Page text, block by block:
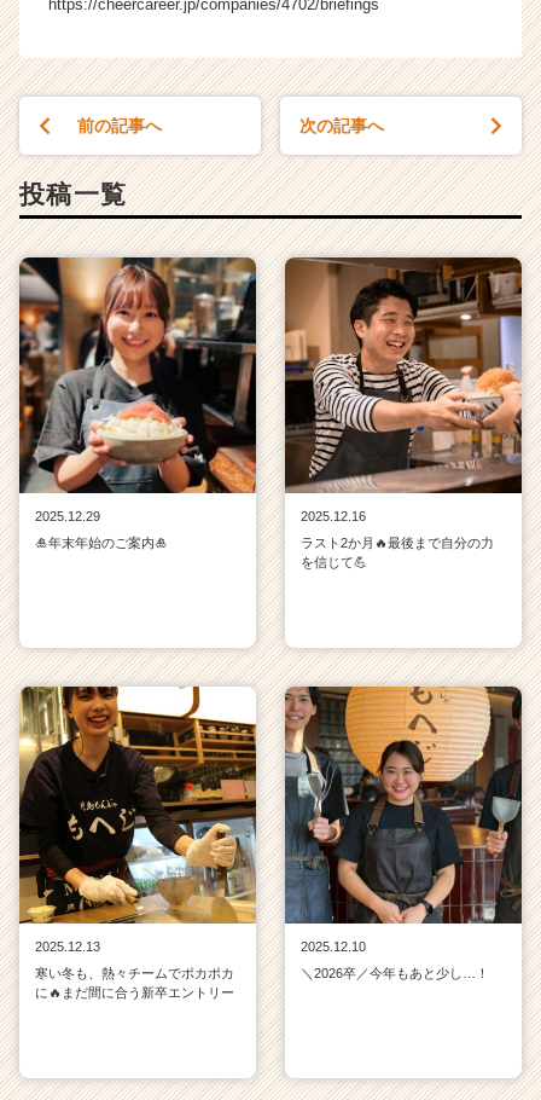
ャ
成
か
ウ
ト
が
届
く
活
サ
イ
ト
h
e
e
r
C
a
r
e
e
r）
https://cheercareer.jp/companies/4702/briefings
前の記事へ 次の記事へ
投稿一覧
2025.12.29
🎍年末年始のご案内🎍
2025.12.16
ラスト2か月🔥最後まで自分の力
を信じて💪
2025.12.13
寒い冬も、熱々チームでポカポカ
に🔥まだ間に合う新卒エントリー
2025.12.10
＼2026卒／今年もあと少し…！